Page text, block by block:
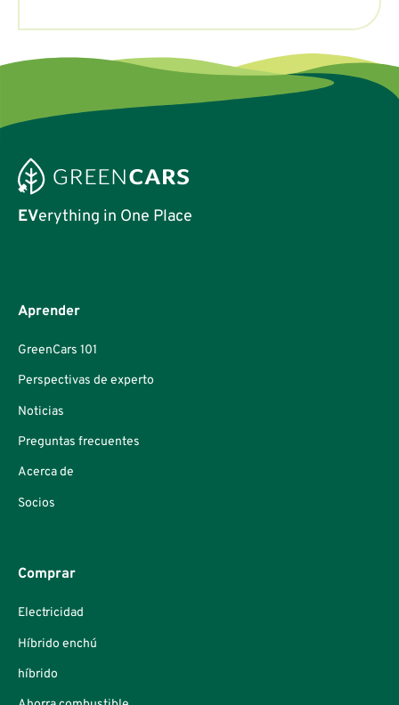
EVerything in One Place
Aprender
GreenCars 101
Perspectivas de experto
Noticias
Preguntas frecuentes
Acerca de
Socios
Comprar
Electricidad
Híbrido enchú
híbrido